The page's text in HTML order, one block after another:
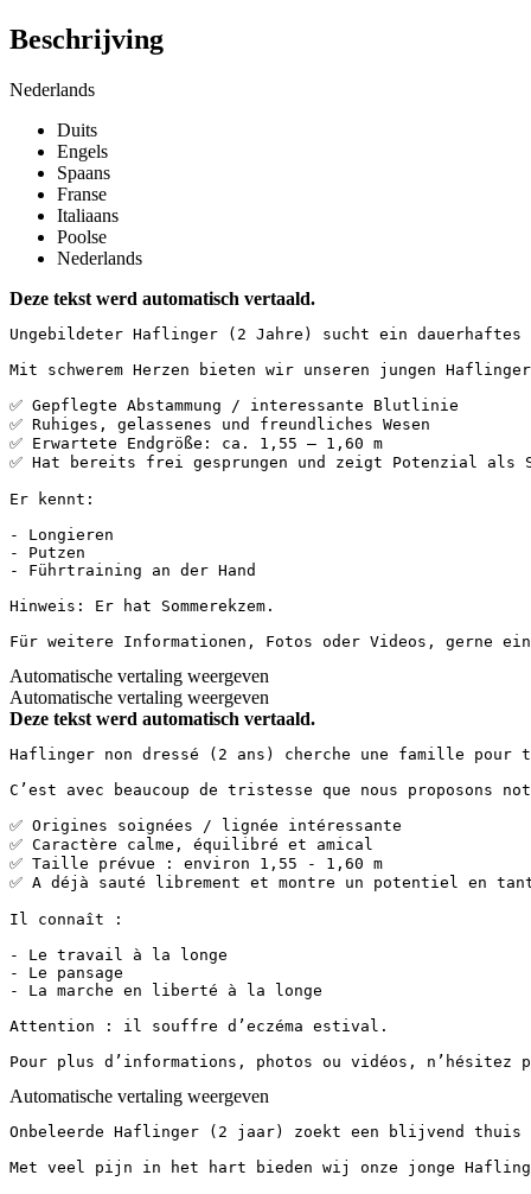
Beschrijving
Nederlands
Duits
Engels
Spaans
Franse
Italiaans
Poolse
Nederlands
Deze tekst werd automatisch vertaald.
Ungebildeter Haflinger (2 Jahre) sucht ein dauerhaftes
Mit schwerem Herzen bieten wir unseren jungen
✅ Gepflegte Abstammung / interessante Blutlinie
✅ Ruhiges, gelassenes und freundliches Wesen
✅ Erwartete Endgröße: ca. 1,55 – 1,60 m
✅ Hat bereits frei gesprungen und zeigt Potenzial als
Er kennt:
- Longieren
- Putzen
- Führtraining an der Hand
Hinweis: Er hat Sommerekzem.
Für weitere Informationen, Fotos oder Videos, gerne
Automatische vertaling weergeven
Automatische vertaling weergeven
Deze tekst werd automatisch vertaald.
Haflinger non dressé (2 ans) cherche une famille pour
C’est avec beaucoup de tristesse que nous
✅ Origines soignées / lignée intéressante
✅ Caractère calme, équilibré et amical
✅ Taille prévue : environ 1,55 - 1,60 m
✅ A déjà sauté librement et montre un potentiel en
Il connaît :
- Le travail à la longe
- Le pansage
- La marche en liberté à la longe
Attention : il souffre d’eczéma estival.
Pour plus d’informations, photos ou vidéos, n’hésitez
Automatische vertaling weergeven
Onbeleerde Haflinger (2 jaar) zoekt een blijvend thuis
Met veel pijn in het hart bieden wij onze jonge